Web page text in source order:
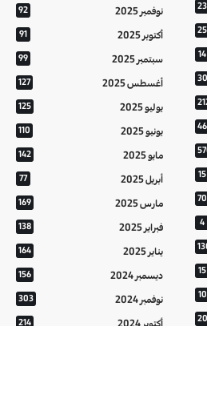
25
14
30
15
70
4
15
10
20
نوفمبر 2025 92
أكتوبر 2025 91
سبتمبر 2025 99
أغسطس 2025 127
يوليو 2025 125
يونيو 2025 110
مايو 2025 142
أبريل 2025 77
مارس 2025 169
فبراير 2025 138
يناير 2025 164
ديسمبر 2024 156
نوفمبر 2024 303
أكتوبر 2024 214